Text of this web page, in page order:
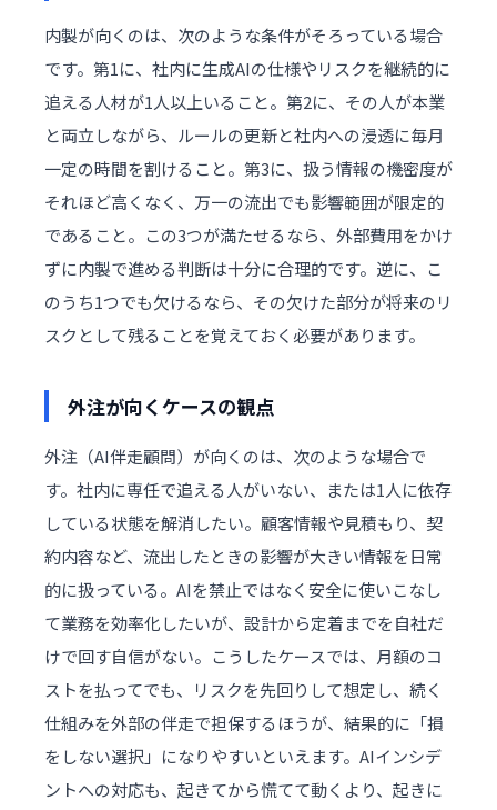
内製が向くのは、次のような条件がそろっている場合
です。第1に、社内に生成AIの仕様やリスクを継続的に
追える人材が1人以上いること。第2に、その人が本業
と両立しながら、ルールの更新と社内への浸透に毎月
一定の時間を割けること。第3に、扱う情報の機密度が
それほど高くなく、万一の流出でも影響範囲が限定的
であること。この3つが満たせるなら、外部費用をかけ
ずに内製で進める判断は十分に合理的です。逆に、こ
のうち1つでも欠けるなら、その欠けた部分が将来のリ
スクとして残ることを覚えておく必要があります。
外注が向くケースの観点
外注（AI伴走顧問）が向くのは、次のような場合で
す。社内に専任で追える人がいない、または1人に依存
している状態を解消したい。顧客情報や見積もり、契
約内容など、流出したときの影響が大きい情報を日常
的に扱っている。AIを禁止ではなく安全に使いこなし
て業務を効率化したいが、設計から定着までを自社だ
けで回す自信がない。こうしたケースでは、月額のコ
ストを払ってでも、リスクを先回りして想定し、続く
仕組みを外部の伴走で担保するほうが、結果的に「損
をしない選択」になりやすいといえます。AIインシデ
ントへの対応も、起きてから慌てて動くより、起きに